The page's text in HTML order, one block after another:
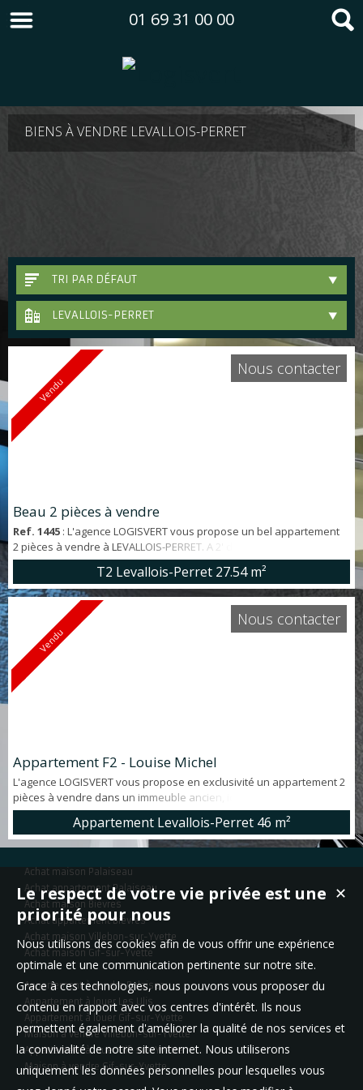
01 69 31 00 00
BIENS À VENDRE LEVALLOIS-PERRET
TRI PAR DÉFAUT
LEVALLOIS-PERRET
Vendu
Beau 2 pièces à vendre
Ref. 1445 : L'agence LOGISVERT vous propose un bel appartement
2 pièces à vendre à LEVALLOIS-PERRET. A 2' de la gare Clichy-
Levallois et à 10' de Louise Michel, appartement 2 pièces de 27,54
m² offrant : entrée dans séjour, cuisine US aménagée et équipée,
chambre avec grand placard/penderie, salle d'eau avec WC.
Dernier étage. Lumineux. BON ETAT GENERAL. A visiter !
Consommation énergétique finale :...
T2 Levallois-Perret 27.54 m²
Nous contacter
Vendu
Appartement F2 - Louise Michel
L'agence LOGISVERT vous propose en exclusivité un appartement 2
pièces à vendre dans un immeuble ancien, idéalement situé à 3' à
pieds du métro LOUISE MICHEL et proche de toutes commodités.
Orienté Est/Ouest, appartement 2 pièces d'une superficie de 46 m²
environ, situé au 2ème étage avec ascenseur et offrant : entrée
att...
Appartement Levallois-Perret 46 m²
Nous contacter
Achat maison Palaiseau
Achat appartement Palaiseau
Achat maison Bièvres
Achat appartement Bièvres
Achat maison Villebon-sur-Yvette
Achat maison Gif-sur-Yvette
Appartement à vendre Palaiseau
Appartement à louer Les Ulis
Appartement à louer Gif-sur-Yvette
Maison à vendre Villebon-sur-Yvette
Appartement à louer Gif-sur-Yvette
Maison à vendre Gif-sur-Yvette
✕
Le respect de votre vie privée est une
priorité pour nous
Nous utilisons des cookies afin de vous offrir une expérience
optimale et une communication pertinente sur notre site.
Grace à ces technologies, nous pouvons vous proposer du
contenu en rapport avec vos centres d'intérêt. Ils nous
permettent également d'améliorer la qualité de nos services et
la convivialité de notre site internet. Nous utiliserons
uniquement les données personnelles pour lesquelles vous